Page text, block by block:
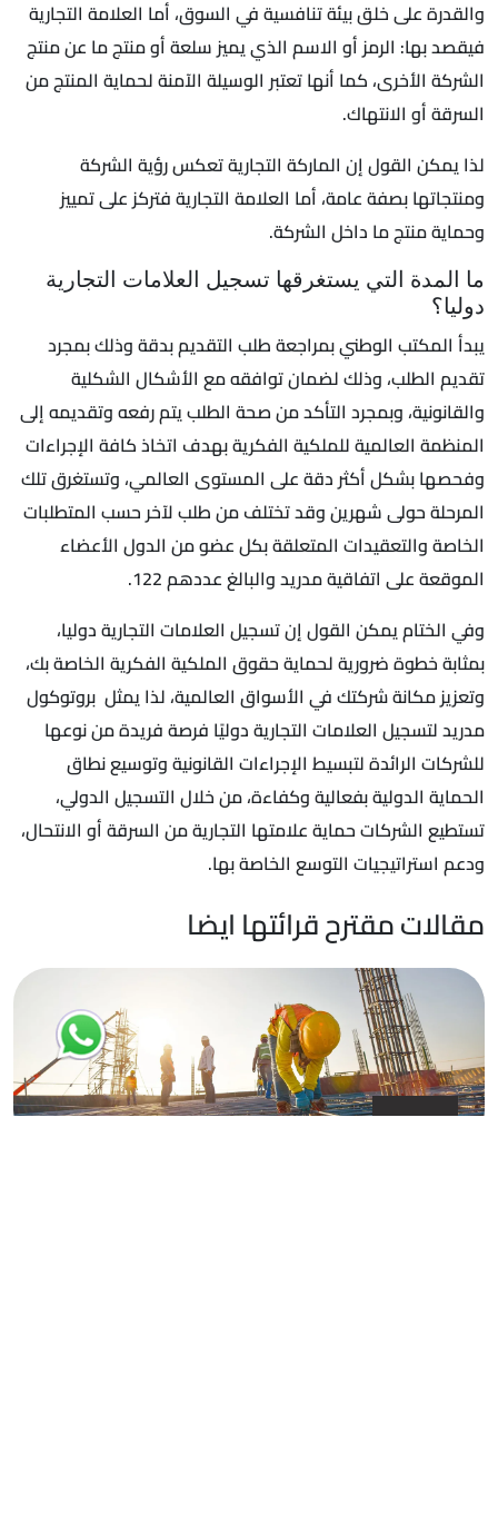
والقدرة على خلق بيئة تنافسية في السوق، أما العلامة التجارية
فيقصد بها: الرمز أو الاسم الذي يميز سلعة أو منتج ما عن منتج
الشركة الأخرى، كما أنها تعتبر الوسيلة الآمنة لحماية المنتج من
السرقة أو الانتهاك.
لذا يمكن القول إن الماركة التجارية تعكس رؤية الشركة
ومنتجاتها بصفة عامة، أما العلامة التجارية فتركز على تمييز
وحماية منتج ما داخل الشركة.
ما المدة التي يستغرقها تسجيل العلامات التجارية
دوليا؟
يبدأ المكتب الوطني بمراجعة طلب التقديم بدقة وذلك بمجرد
تقديم الطلب، وذلك لضمان توافقه مع الأشكال الشكلية
والقانونية، وبمجرد التأكد من صحة الطلب يتم رفعه وتقديمه إلى
المنظمة العالمية للملكية الفكرية بهدف اتخاذ كافة الإجراءات
وفحصها بشكل أكثر دقة على المستوى العالمي، وتستغرق تلك
المرحلة حولى شهرين وقد تختلف من طلب لآخر حسب المتطلبات
الخاصة والتعقيدات المتعلقة بكل عضو من الدول الأعضاء
الموقعة على اتفاقية مدريد والبالغ عددهم 122.
وفي الختام يمكن القول إن تسجيل العلامات التجارية دوليا،
بمثابة خطوة ضرورية لحماية حقوق الملكية الفكرية الخاصة بك،
وتعزيز مكانة شركتك في الأسواق العالمية، لذا يمثل بروتوكول
مدريد لتسجيل العلامات التجارية دوليًا فرصة فريدة من نوعها
للشركات الرائدة لتبسيط الإجراءات القانونية وتوسيع نطاق
الحماية الدولية بفعالية وكفاءة، من خلال التسجيل الدولي،
تستطيع الشركات حماية علامتها التجارية من السرقة أو الانتحال،
ودعم استراتيجيات التوسع الخاصة بها.
مقالات مقترح قرائتها ايضا
15